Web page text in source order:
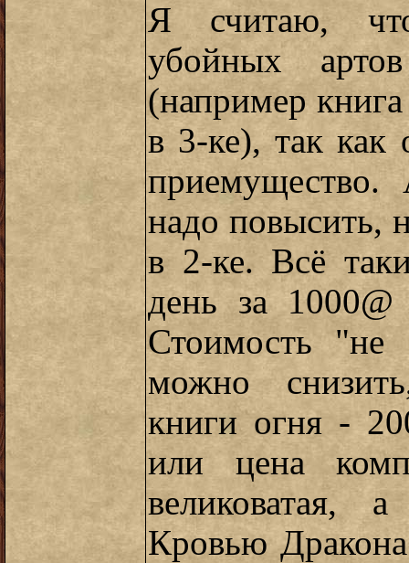
Я считаю,
убойных
(например
в 3-ке), так как
приемущество.
надо повысить,
в 2-ке. Всё
день за
Стоимость "не
можно
книги огня -
или цена
великоватая,
Кровью